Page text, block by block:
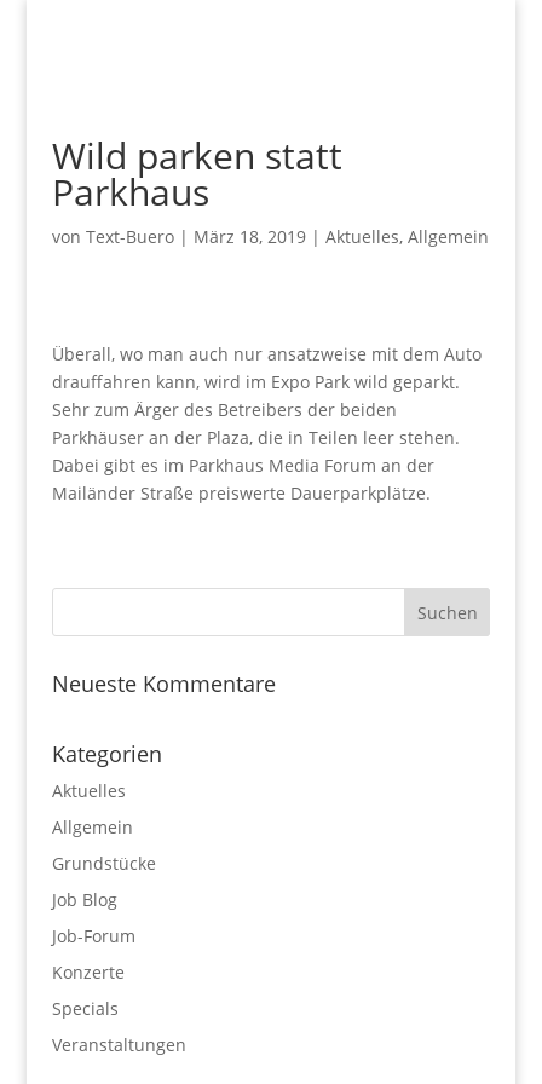
Wild parken statt
Parkhaus
von Text-Buero| März 18, 2019| Aktuelles, Allgemein
Überall, wo man auch nur ansatzweise mit dem Auto
drauffahren kann, wird im Expo Park wild geparkt.
Sehr zum Ärger des Betreibers der beiden
Parkhäuser an der Plaza, die in Teilen leer stehen.
Dabei gibt es im Parkhaus Media Forum an der
Mailänder Straße preiswerte Dauerparkplätze.
Neueste Kommentare
Kategorien
Aktuelles
Allgemein
Grundstücke
Job Blog
Job-Forum
Konzerte
Specials
Veranstaltungen